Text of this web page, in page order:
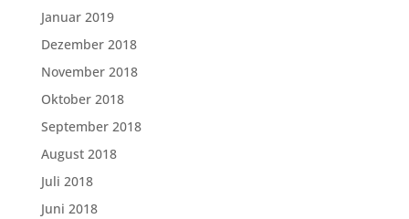
Januar 2019
Dezember 2018
November 2018
Oktober 2018
September 2018
August 2018
Juli 2018
Juni 2018